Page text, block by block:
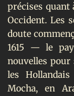
précises quant
Occident. Les
doute
1615 — le
nouvelles pour
les
Mocha, en